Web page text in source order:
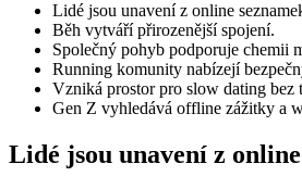
Lidé jsou unavení z online
Běh vytváří přirozenější spojení.
Společný pohyb podporuje chemii
Running komunity nabízejí
Vzniká prostor pro slow dating bez
Gen Z vyhledává offline zážitky a
Lidé jsou unavení z